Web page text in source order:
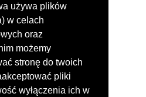
używa plików
w celach
oraz
możemy
stronę do twoich
pliki
wyłączenia ich w
20 21
27 28